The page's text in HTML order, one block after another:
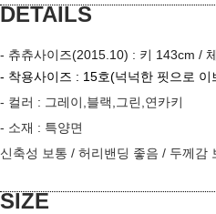
이코 라이프 하
DETAILS
- 츄츄사이즈(2015.10) : 키 143cm /
- 착용사이즈 : 15호(넉넉한 핏으로 이
- 컬러 : 그레이,블랙,그린,연카키
- 소재 : 특양면
신축성 보통 / 허리밴딩 좋음 / 두께감
SIZE